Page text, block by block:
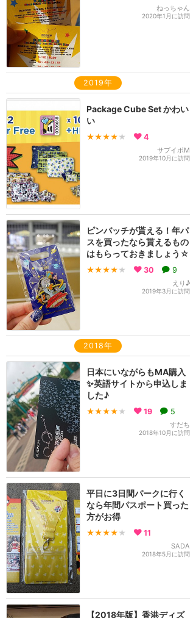
ねっちゃん
2020年1月に訪問
2019年
Package Cube Set かわい
い
★★★★ ★ 4
サブイボM
2019年10月に訪問
ピンバッチが貰える！年パ
スを買ったなら貰えるもの
はもらっておきましょう☆
★★★★ ★ 30 9
えり♪
2019年3月に訪問
2018年
日本にいながらもMA購入
✨英語サイトから申込しま
した♪
★★★★ ★ 19 5
すだち
2018年10月に訪問
平日に3日間パークに行く
なら年間パスポート買った
方がお得
★★★★ ★ 11
SADA
2018年5月に訪問
【2018年版】香港ディズ